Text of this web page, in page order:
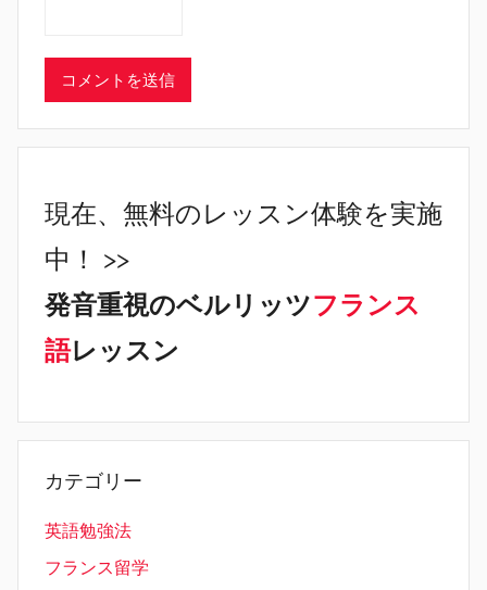
現在、無料のレッスン体験を実施
中！ >>
発音重視のベルリッツフランス
語レッスン
カテゴリー
英語勉強法
フランス留学